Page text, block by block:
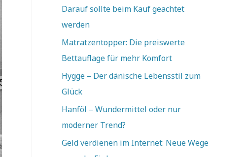
Darauf sollte beim Kauf geachtet
werden
Matratzentopper: Die preiswerte
Bettauflage für mehr Komfort
Hygge – Der dänische Lebensstil zum
Glück
Hanföl – Wundermittel oder nur
moderner Trend?
Geld verdienen im Internet: Neue Wege